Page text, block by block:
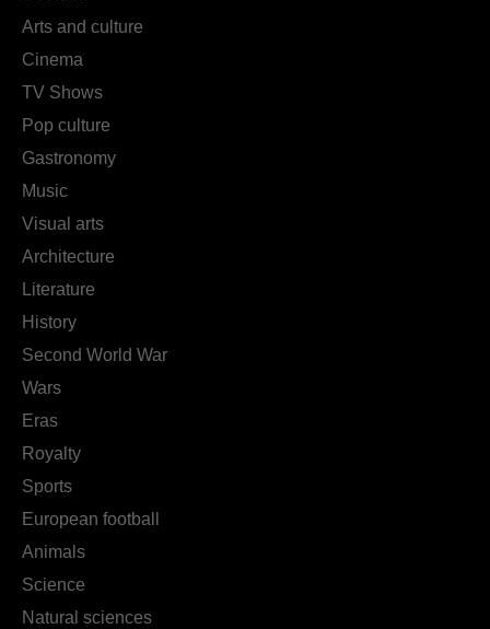
Arts and culture
Cinema
TV Shows
Pop culture
Gastronomy
Music
Visual arts
Architecture
Literature
History
Second World War
Wars
Eras
Royalty
Sports
European football
Animals
Science
Natural sciences